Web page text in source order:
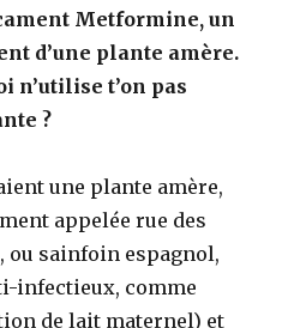
Metformine, un
d’une plante amère.
n’utilise t’on pas
?
une plante amère,
appelée rue des
ou sainfoin espagnol,
infectieux, comme
de lait maternel) et